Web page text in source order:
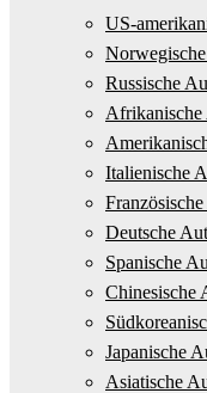
US-
Russische
Afrikanische
Italienische
Deutsche
Spanische
Chinesische
Japanische
Asiatische